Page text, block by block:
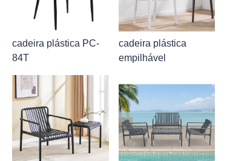
cadeira plástica PC-
84T
cadeira plástica
empilhável